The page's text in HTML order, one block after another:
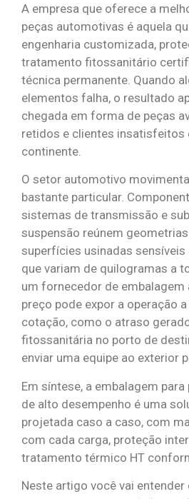
A empresa que oferece a
peças automotivas é aquela
engenharia customizada,
tratamento fitossanitário
técnica permanente. Quando
elementos falha, o resultado
chegada em forma de peças
retidos e clientes insatisfeitos
continente.
O setor automotivo
bastante particular.
sistemas de transmissão e
suspensão reúnem
superfícies usinadas sensíveis
que variam de quilogramas a
um fornecedor de embalagem
preço pode expor a operação
cotação, como o atraso
fitossanitária no porto de
enviar uma equipe ao exterior
Em síntese, a embalagem
de alto desempenho é uma
projetada caso a caso, com
com cada carga, proteção
tratamento térmico HT
Neste artigo você vai